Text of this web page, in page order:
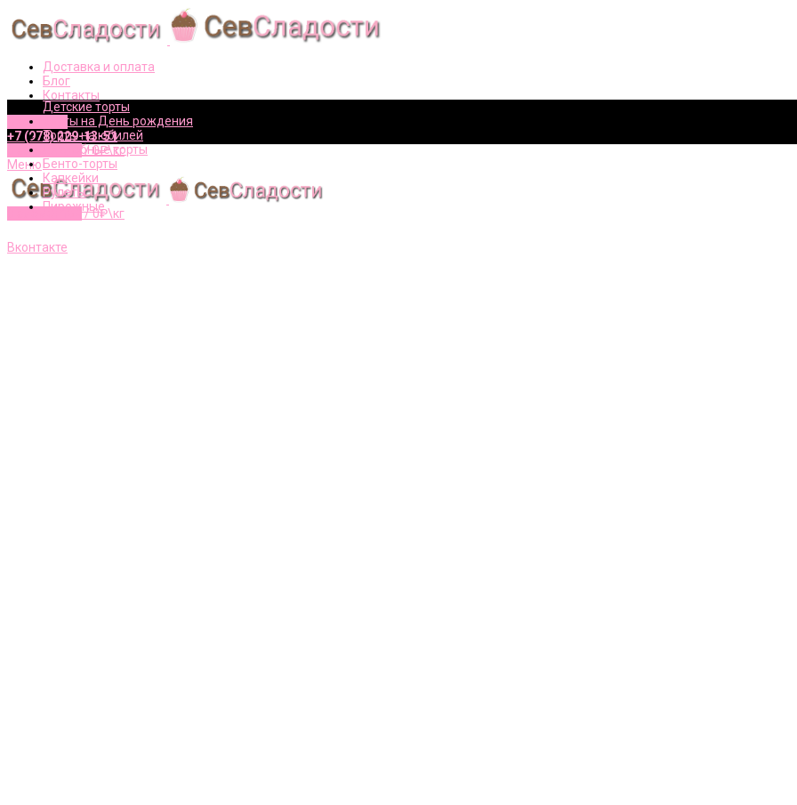
Доставка и оплата
Блог
Контакты
Вконтакте
+7 (978) 229-13-51
элементов /0₽\кг
Меню
элементов /0₽\кг
Детские торты
Торты на День рождения
Торты на юбилей
Свадебные торты
Бенто-торты
Капкейки
Рулеты
Пирожные
Вконтакте